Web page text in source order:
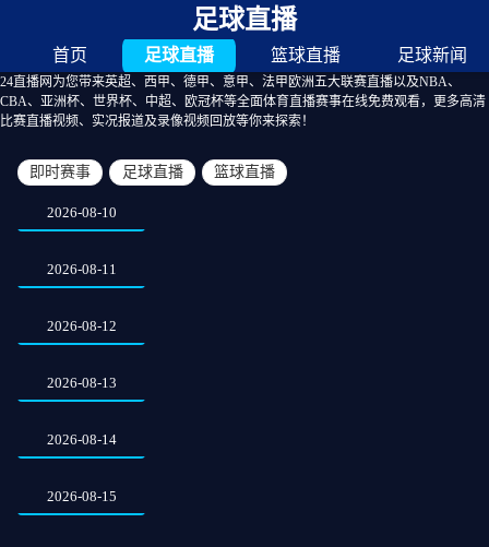
足球直播
首页 足球直播 篮球直播 足球新闻
24直播网为您带来英超、西甲、德甲、意甲、法甲欧洲五大联赛直播以及NBA、
CBA、亚洲杯、世界杯、中超、欧冠杯等全面体育直播赛事在线免费观看，更多高清
比赛直播视频、实况报道及录像视频回放等你来探索！
即时赛事 足球直播 篮球直播
2026-08-10
2026-08-11
2026-08-12
2026-08-13
2026-08-14
2026-08-15